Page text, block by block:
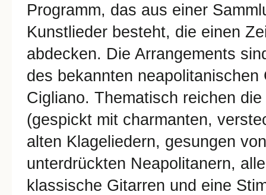
Programm, das aus einer
Kunstlieder besteht, die einen
abdecken. Die Arrangements
des bekannten
Cigliano. Thematisch reichen
(gespickt mit charmanten,
alten Klageliedern, gesungen
unterdrückten Neapolitanern,
klassische Gitarren und eine